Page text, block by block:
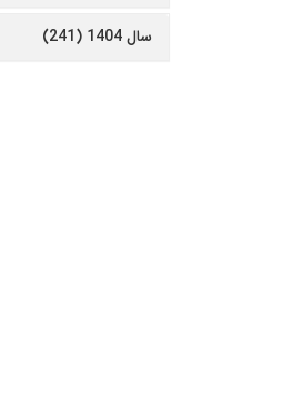
سال 1404 (241)